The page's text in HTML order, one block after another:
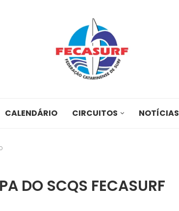
CALENDÁRIO CIRCUITOS NOTÍCIAS
DO SCQS FECASURF